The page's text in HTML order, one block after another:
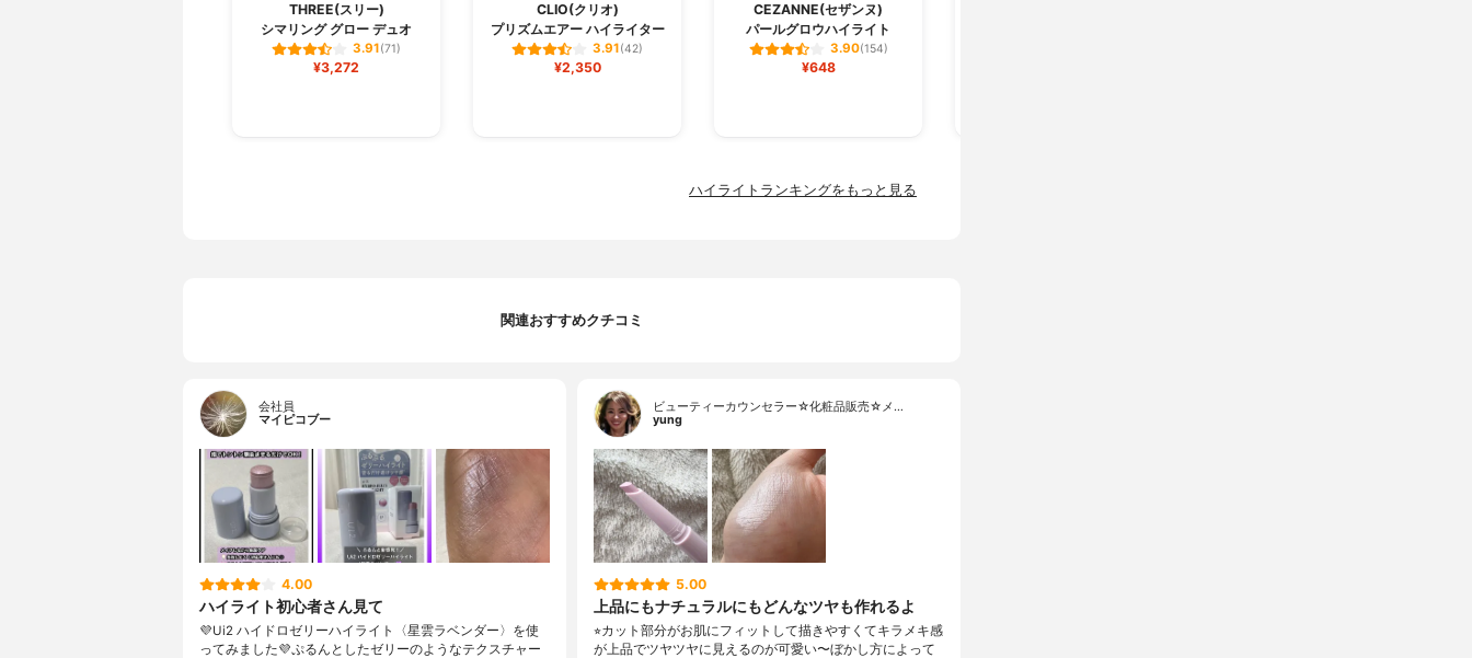
THREE(スリー)
シマリング グロー デュオ
3.91(71)
¥3,272
CLIO(クリオ)
プリズムエアー ハイライター
3.91(42)
¥2,350
CEZANNE(セザンヌ)
パールグロウハイライト
3.90(154)
¥648
ハイライトランキングをもっと見る
関連おすすめクチコミ
会社員
マイピコブー
4.00
ハイライト初心者さん見て
💜Ui2 ハイドロゼリーハイライト〈星雲ラベンダー〉を使
ってみました💜ぷるんとしたゼリーのようなテクスチャー
ビューティーカウンセラー☆化粧品販売☆メ…
yung
5.00
上品にもナチュラルにもどんなツヤも作れるよ
⁡⭐︎カット部分がお肌にフィットして描きやすくてキラメキ感
が上品でツヤツヤに見えるのが可愛い〜ぼかし方によって